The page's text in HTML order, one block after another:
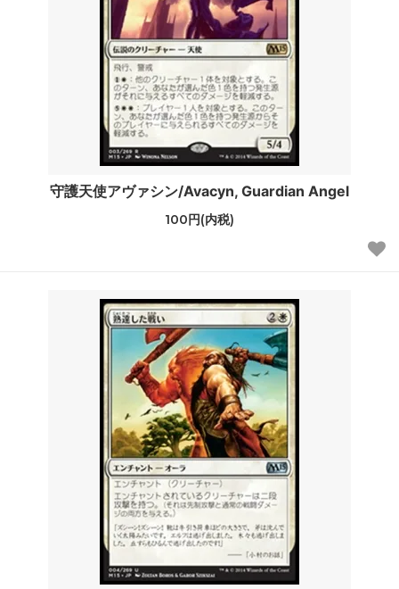
守護天使アヴァシン/Avacyn, Guardian Angel
100円(内税)